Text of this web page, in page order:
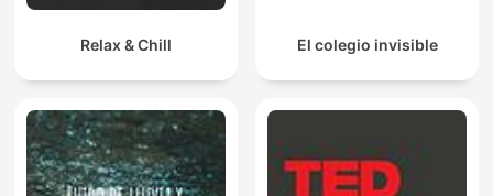
Relax & Chill El colegio invisible